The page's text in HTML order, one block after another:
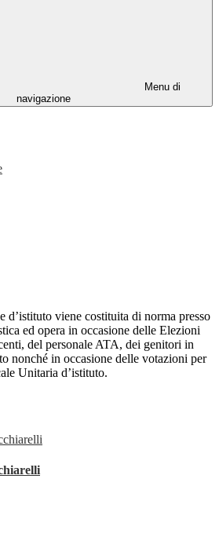
Menu di
navigazione
d’istituto viene costituita di norma presso
ed opera in occasione delle Elezioni
del personale ATA, dei genitori in
nonché in occasione delle votazioni per
Unitaria d’istituto.